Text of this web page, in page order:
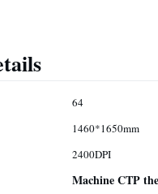
64
1460*1650mm
2400DPI
Machine CTP